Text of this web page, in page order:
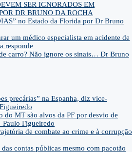
SER IGNORADOS EM
DR BRUNO DA ROCHA
no Estado da Florida por Dr Bruno
um médico especialista em acidente de
responde
carro? Não ignore os sinais… Dr Bruno
precárias” na Espanha, diz vice-
do MT são alvos da PF por desvio de
Paulo Figueiredo
de combate ao crime e à corrupção
contas públicas mesmo com pacotão